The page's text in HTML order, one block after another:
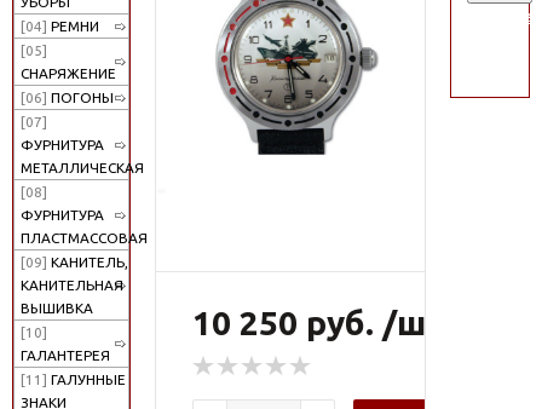
[04] РЕМНИ
[05]
СНАРЯЖЕНИЕ
[06] ПОГОНЫ
[07]
ФУРНИТУРА
МЕТАЛЛИЧЕСКАЯ
[08]
ФУРНИТУРА
ПЛАСТМАССОВАЯ
[09] КАНИТЕЛЬ,
КАНИТЕЛЬНАЯ
ВЫШИВКА
[10]
ГАЛАНТЕРЕЯ
[11] ГАЛУННЫЕ
ЗНАКИ
10 250 руб. /шт